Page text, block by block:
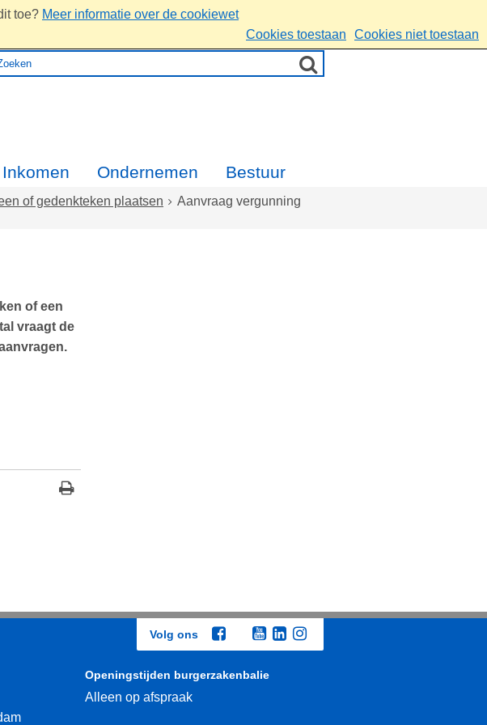
toe? Meer informatie over de cookiewet
Cookies toestaan
Cookies niet toestaan
Inkomen Ondernemen Bestuur
of gedenkteken plaatsen
Aanvraag vergunning
of een
vraagt de
Volg ons
Openingstijden burgerzakenbalie
Alleen op afspraak